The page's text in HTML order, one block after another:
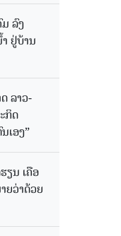
ລົງ
ຢູ່ບ້ານ
ລາວ-
ກິດ
ເອງ”
ຽນ ເຄືອ
ຍວ່າດ້ວຍ